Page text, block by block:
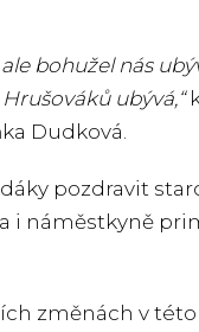
bohužel nás
ubývá,“
Dudková.
pozdravit
i náměstkyně
změnách v této